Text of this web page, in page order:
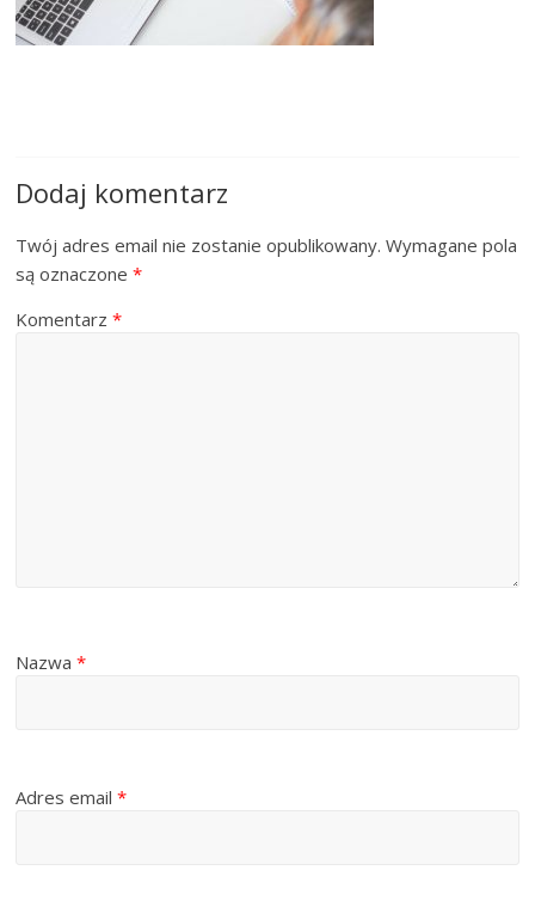
Dodaj komentarz
Twój adres email nie zostanie opublikowany. Wymagane pola
są oznaczone*
Komentarz*
Nazwa*
Adres email*